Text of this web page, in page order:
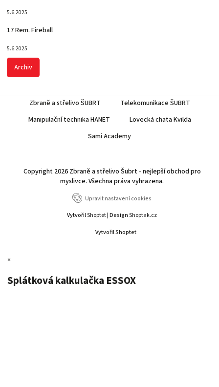
5.6.2025
17 Rem. Fireball
5.6.2025
Archiv
Zbraně a střelivo ŠUBRT
Telekomunikace ŠUBRT
Manipulační technika HANET
Lovecká chata Kvilda
Sami Academy
Vytvořil Shoptet
Copyright 2026 Zbraně a střelivo Šubrt - nejlepší obchod pro
myslivce. Všechna práva vyhrazena.
Upravit nastavení cookies
VytvořilShoptet| DesignShoptak.cz
×
Splátková kalkulačka ESSOX